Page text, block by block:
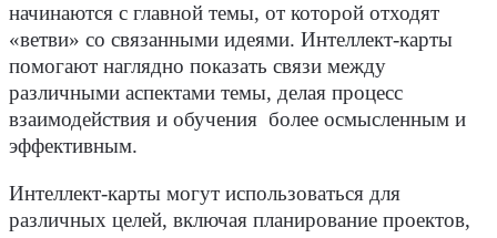
начинаются с главной темы, от которой отходят
«ветви» со связанными идеями. Интеллект-карты
помогают наглядно показать связи между
различными аспектами темы, делая процесс
взаимодействия и обучения более осмысленным и
эффективным.
Интеллект-карты могут использоваться для
различных целей, включая планирование проектов,